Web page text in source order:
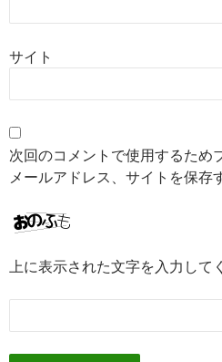
サイト
次回のコメントで使用するため
メールアドレス、サイトを保存
上に表示された文字を入力して